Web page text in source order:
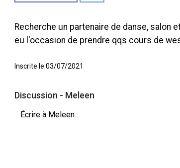
Recherche un partenaire de danse,
eu l'occasion de prendre qqs cours de
Inscrite le 03/07/2021
Discussion - Meleen
Écrire à Meleen...